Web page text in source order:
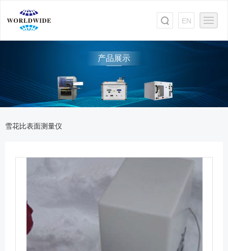
EN
产品展示
雪花比表面测量仪